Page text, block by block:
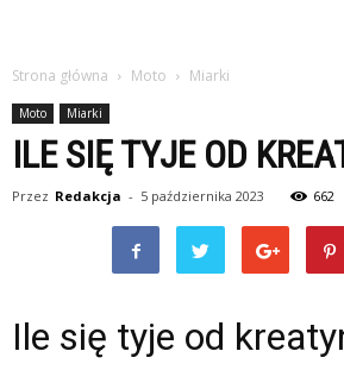
Strona główna Moto Miarki
Moto Miarki
ILE SIĘ TYJE OD
Przez Redakcja - 5 października 2023 662
Ile się tyje od